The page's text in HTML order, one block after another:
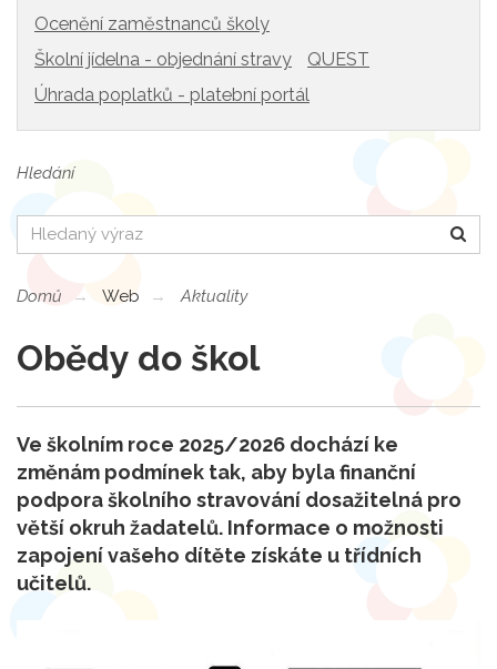
Ocenění zaměstnanců školy
Školní jídelna - objednání stravy
QUEST
Úhrada poplatků - platební portál
Hledání
Hledat
Domů Web Aktuality
Obědy do škol
Ve školním roce 2025/2026 dochází ke
změnám podmínek tak, aby byla finanční
podpora školního stravování dosažitelná pro
větší okruh žadatelů. Informace o možnosti
zapojení vašeho dítěte získáte u třídních
učitelů.